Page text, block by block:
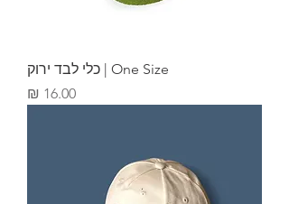
One Size | כלי לבד ירוק
מחיר